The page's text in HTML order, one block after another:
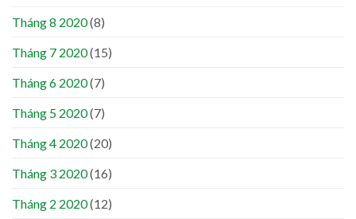
Tháng 8 2020(8)
Tháng 7 2020(15)
Tháng 6 2020(7)
Tháng 5 2020(7)
Tháng 4 2020(20)
Tháng 3 2020(16)
Tháng 2 2020(12)